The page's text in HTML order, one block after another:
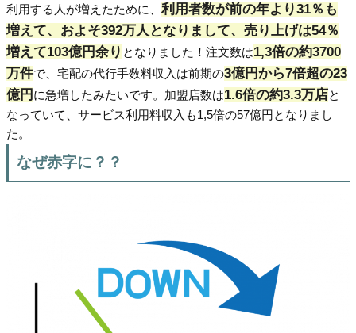
利用する人が増えたために、 利用者数が前の年より31％も
増えて、およそ392万人となりまして、売り上げは54％
増えて103億円余り となりました！注文数は1,3倍の約3700
万件で、宅配の代行手数料収入は前期の3億円から7倍超の23
億円 に急増したみたいです。加盟店数は1.6倍の約3.3万店と
なっていて、サービス利用料収入も1,5倍の57億円となりまし
た。
なぜ赤字に？？